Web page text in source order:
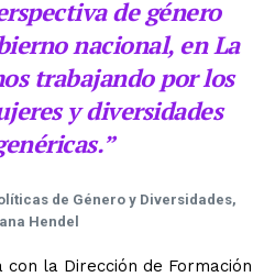
de género
nacional, en La
trabajando por los
y diversidades
de Género y Diversidades,
Hendel
la Dirección de Formación